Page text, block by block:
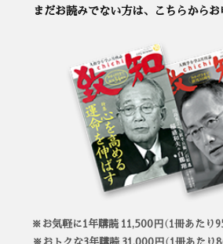
まだお読みでない方は、こちらからお
※お気軽に1年購読 11,500円（1冊あたり